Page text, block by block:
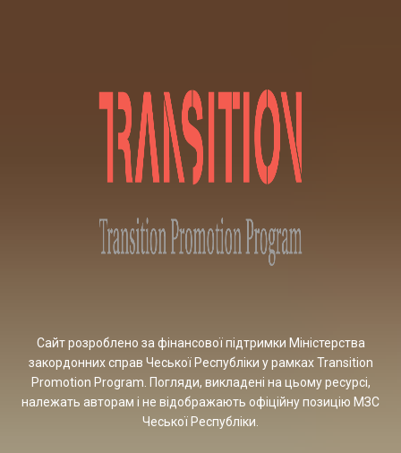
Сайт розроблено за фінансової підтримки Міністерства
закордонних справ Чеської Республіки у рамках Transition
Promotion Program. Погляди, викладені на цьому ресурсі,
належать авторам і не відображають офіційну позицію МЗС
Чеської Республіки.